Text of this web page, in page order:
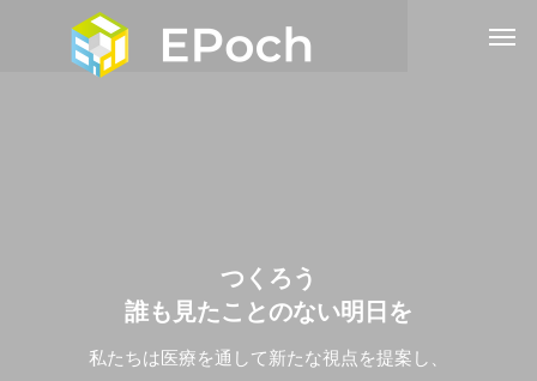
つ く ろ う
誰も 見た こ とのない明 日 を
私たちは医療を通して新たな視点を提案し、
私たちは医療を通して新たな視点を提案し、
私たちは医療を通して新たな視点を提案し、
私たちは医療を通して新たな視点を提案し、